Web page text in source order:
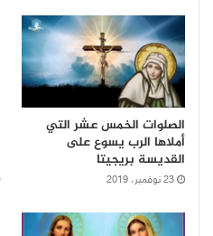
الصلوات الخمس عشر التي
أملاها الرب يسوع على
القديسة بريجيتا
23 نوفمبر، 2019